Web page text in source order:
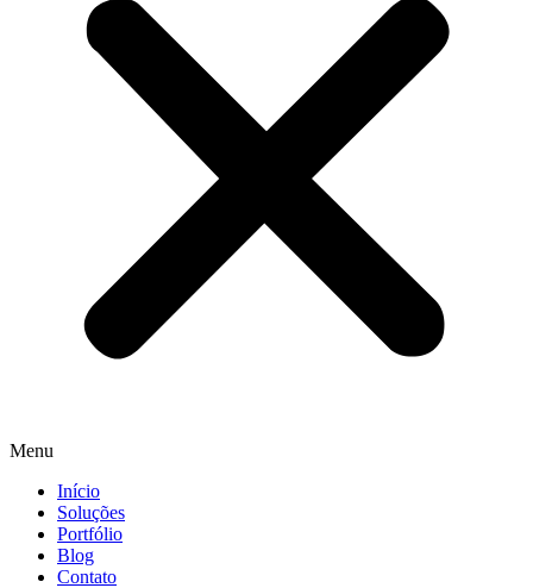
Menu
Início
Soluções
Portfólio
Blog
Contato